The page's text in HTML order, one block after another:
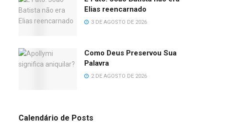
Elias reencarnado
3 DE AGOSTO DE 2026
Como Deus Preservou Sua
Palavra
2 DE AGOSTO DE 2026
Calendário de Posts